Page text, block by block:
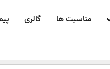
مناسبت ها گالری